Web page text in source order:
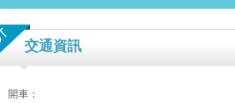
交通資訊
開車：